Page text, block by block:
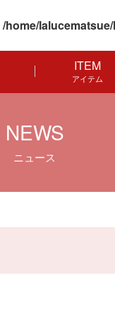
/home/
ITEM
アイテム
NEWS
ニュース